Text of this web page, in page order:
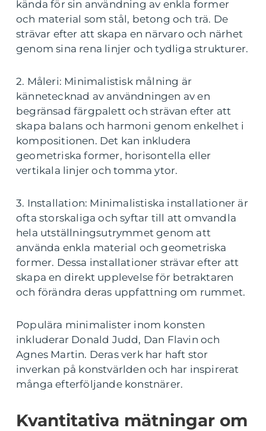
kända för sin användning av enkla former
och material som stål, betong och trä. De
strävar efter att skapa en närvaro och närhet
genom sina rena linjer och tydliga strukturer.
2. Måleri: Minimalistisk målning är
kännetecknad av användningen av en
begränsad färgpalett och strävan efter att
skapa balans och harmoni genom enkelhet i
kompositionen. Det kan inkludera
geometriska former, horisontella eller
vertikala linjer och tomma ytor.
3. Installation: Minimalistiska installationer är
ofta storskaliga och syftar till att omvandla
hela utställningsutrymmet genom att
använda enkla material och geometriska
former. Dessa installationer strävar efter att
skapa en direkt upplevelse för betraktaren
och förändra deras uppfattning om rummet.
Populära minimalister inom konsten
inkluderar Donald Judd, Dan Flavin och
Agnes Martin. Deras verk har haft stor
inverkan på konstvärlden och har inspirerat
många efterföljande konstnärer.
Kvantitativa mätningar om